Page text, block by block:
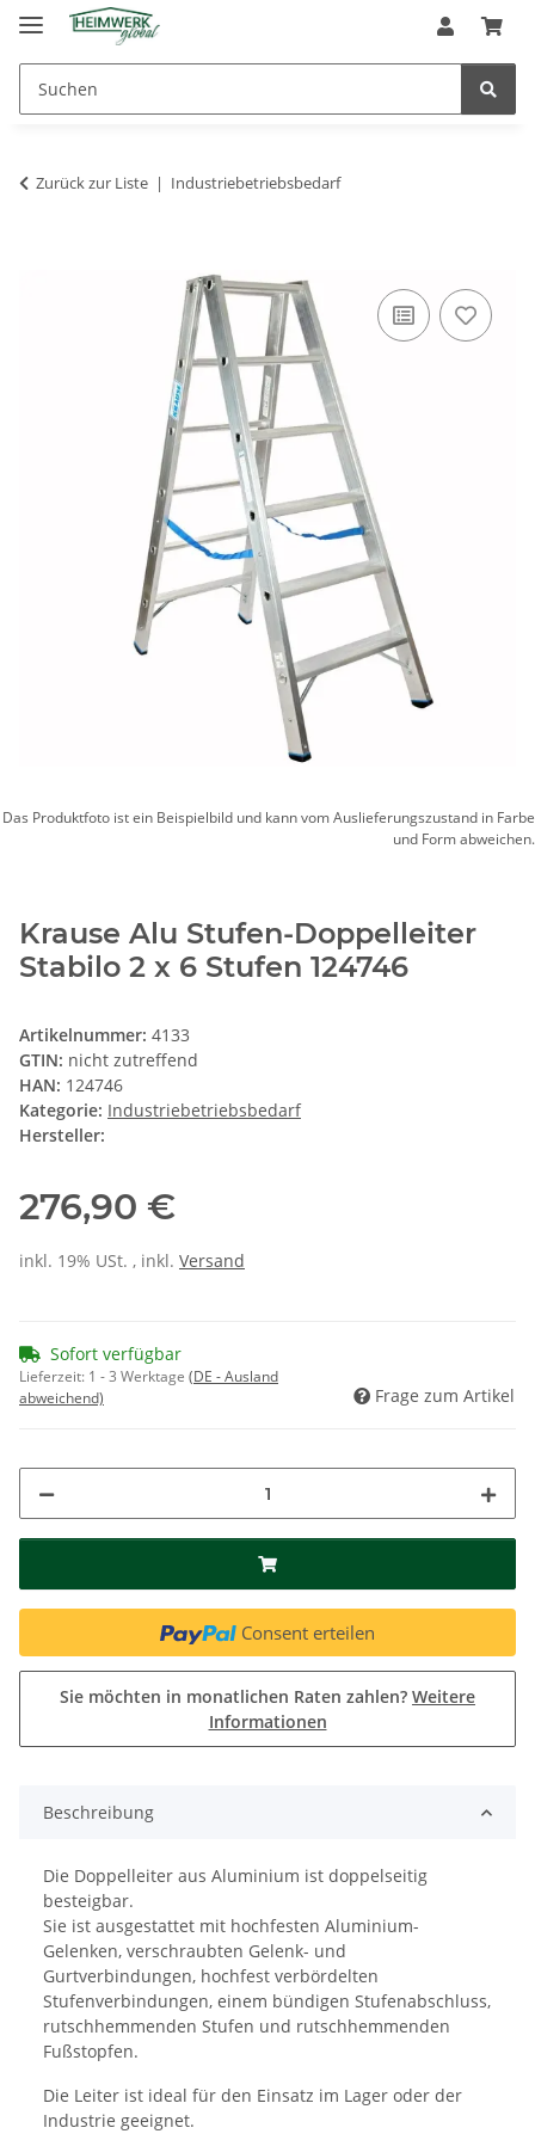
Zurück zur Liste Industriebetriebsbedarf
Das Produktfoto ist ein Beispielbild und kann vom Auslieferungszustand in Farbe
und Form abweichen.
Krause Alu Stufen-Doppelleiter
Stabilo 2 x 6 Stufen 124746
Artikelnummer: 4133
GTIN: nicht zutreffend
HAN: 124746
Kategorie: Industriebetriebsbedarf
Hersteller:
276,90 €
inkl. 19% USt. , inkl. Versand
Sofort verfügbar
Lieferzeit: 1 - 3 Werktage (DE - Ausland
abweichend)
Frage zum Artikel
Consent erteilen
Sie möchten in monatlichen Raten zahlen? Weitere
Informationen
Beschreibung
Die Doppelleiter aus Aluminium ist doppelseitig
besteigbar.
Sie ist ausgestattet mit hochfesten Aluminium-
Gelenken, verschraubten Gelenk- und
Gurtverbindungen, hochfest verbördelten
Stufenverbindungen, einem bündigen Stufenabschluss,
rutschhemmenden Stufen und rutschhemmenden
Fußstopfen.
Die Leiter ist ideal für den Einsatz im Lager oder der
Industrie geeignet.